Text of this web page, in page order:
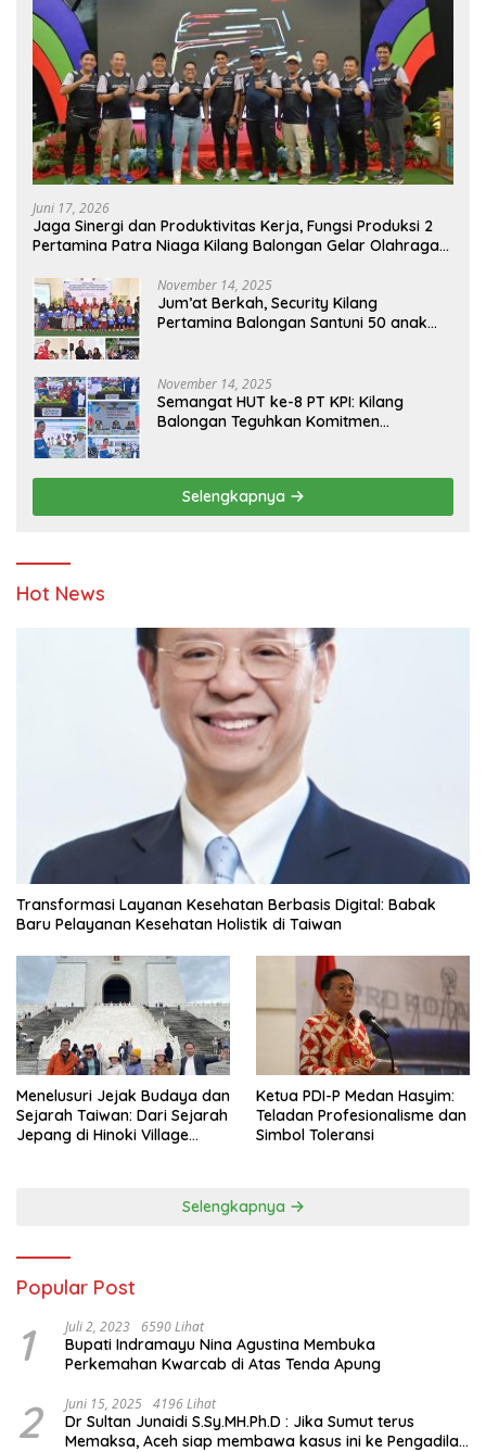
Juni 17, 2026
Jaga Sinergi dan Produktivitas Kerja, Fungsi Produksi 2
Pertamina Patra Niaga Kilang Balongan Gelar Olahraga
November 14, 2025
Jum’at Berkah, Security Kilang
Pertamina Balongan Santuni 50 anak
November 14, 2025
Semangat HUT ke-8 PT KPI: Kilang
Balongan Teguhkan Komitmen
Pendidikan
Selengkapnya
Hot News
Transformasi Layanan Kesehatan Berbasis Digital: Babak
Baru Pelayanan Kesehatan Holistik di Taiwan
Menelusuri Jejak Budaya dan
Sejarah Taiwan: Dari Sejarah
Jepang di Hinoki Village
Ketua PDI-P Medan Hasyim:
Teladan Profesionalisme dan
Simbol Toleransi
Selengkapnya
Popular Post
1 Juli 2, 2023 6590 Lihat
Bupati Indramayu Nina Agustina Membuka
Perkemahan Kwarcab di Atas Tenda Apung
2 Juni 15, 2025 4196 Lihat
Dr Sultan Junaidi S.Sy.MH.Ph.D : Jika Sumut terus
Memaksa, Aceh siap membawa kasus ini ke Pengadilan